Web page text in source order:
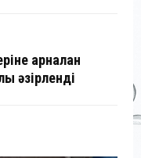
арналған
әзірленді